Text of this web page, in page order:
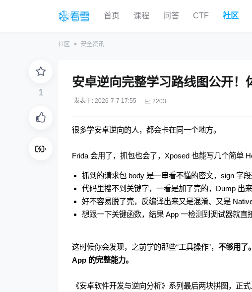
首页 课程 问答 CTF 社区
社区 安全资讯
1
安卓逆向完整学习路线图公开！
发表于: 2026-7-7 17:55 2203
很多学安卓逆向的人，都会卡在同一个地方。
Frida 会用了，抓包也会了，Xposed 也能写几个简单
抓到的请求包 body 是一串看不懂的密文，sign 字段
代码里搜不到关键字，一看是加了壳的，Dump 出来
好不容易脱了壳，反编译出来又是混淆、又是
想跟一下关键函数，结果 App 一检测到调试器就
这时候你会发现，之前学的那些“工具操作”， 不够用了。
App 的完整能力。
《安卓软件开发与逆向分析》系列最后两块拼图，正式